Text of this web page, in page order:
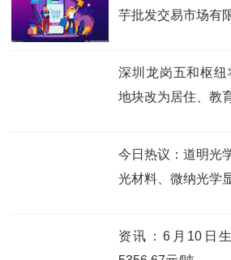
芋批发交易市场有
深圳龙岗五和枢
地块改为居住、教
今日热议：道明光
光材料、微纳光学
资讯：6月10日